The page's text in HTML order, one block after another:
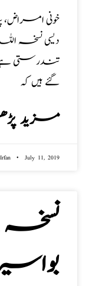
خونی
دیسی نسخہ
تندرستی
گئے ہیں کہ
مزید
July 11, 2019
نسخہ